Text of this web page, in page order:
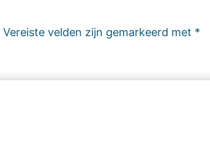
Vereiste velden zijn gemarkeerd met *